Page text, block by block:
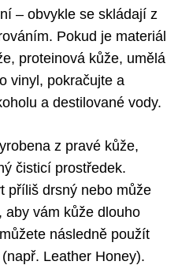
– obvykle se skládají z
Pokud je materiál
proteinová kůže, umělá
vinyl, pokračujte a
a destilované vody.
z pravé kůže,
čisticí prostředek.
příliš drsný nebo může
aby vám kůže dlouho
následně použít
Leather Honey).